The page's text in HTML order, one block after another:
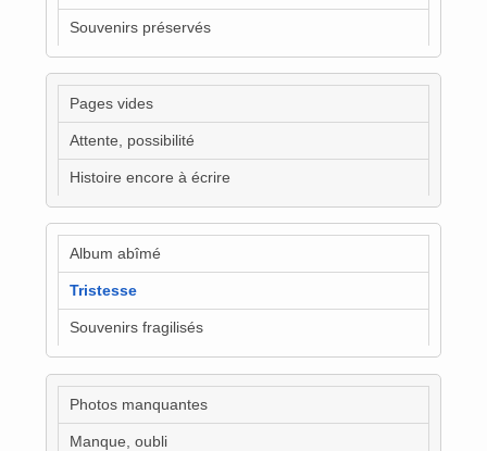
Souvenirs préservés
Pages vides
Attente, possibilité
Histoire encore à écrire
Album abîmé
Tristesse
Souvenirs fragilisés
Photos manquantes
Manque, oubli